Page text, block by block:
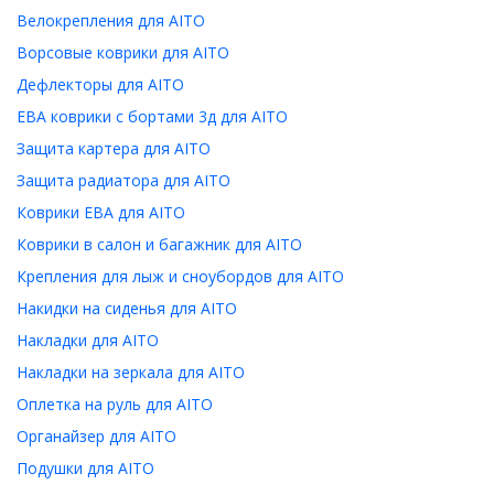
Велокрепления для AITO
Ворсовые коврики для AITO
Дефлекторы для AITO
ЕВА коврики с бортами 3д для AITO
Защита картера для AITO
Защита радиатора для AITO
Коврики ЕВА для AITO
Коврики в салон и багажник для AITO
Крепления для лыж и сноубордов для AITO
Накидки на сиденья для AITO
Накладки для AITO
Накладки на зеркала для AITO
Оплетка на руль для AITO
Органайзер для AITO
Подушки для AITO